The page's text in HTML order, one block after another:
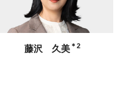
藤沢 久美 ＊2